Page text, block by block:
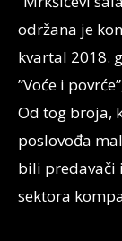
održana je
kvartal 2018.
”Voće i
Od tog broja,
poslovođa
bili predavači
sektora